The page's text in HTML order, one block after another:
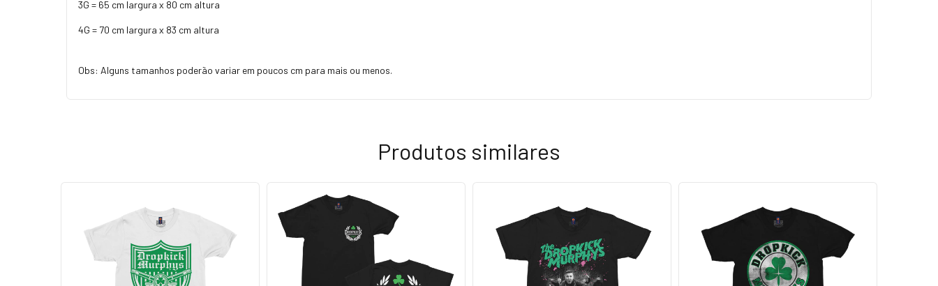
3G = 65 cm largura x 80 cm altura
4G = 70 cm largura x 83 cm altura
Obs: Alguns tamanhos poderão variar em poucos cm para mais ou menos.
Produtos similares